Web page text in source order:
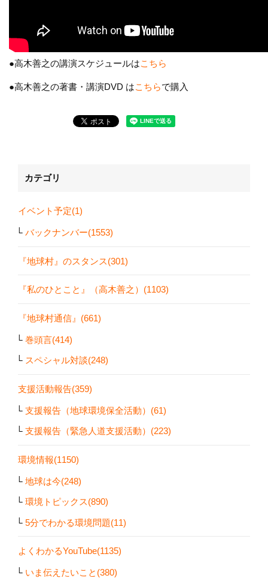
●高木善之の講演スケジュールはこちら
●高木善之の著書・講演DVD はこちらで購入
カテゴリ
イベント予定(1)
バックナンバー(1553)
『地球村』のスタンス(301)
『私のひとこと』（高木善之）(1103)
『地球村通信』(661)
巻頭言(414)
スペシャル対談(248)
支援活動報告(359)
支援報告（地球環境保全活動）(61)
支援報告（緊急人道支援活動）(223)
環境情報(1150)
地球は今(248)
環境トピックス(890)
5分でわかる環境問題(11)
よくわかるYouTube(1135)
いま伝えたいこと(380)